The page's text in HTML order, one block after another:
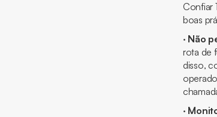
Confiar
boas
· Não
rota de
disso,
·